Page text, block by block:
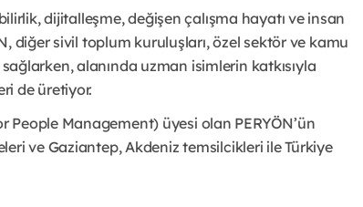
dijitalleşme, değişen çalışma hayatı ve insan
diğer sivil toplum kuruluşları, özel sektör ve kamu
alanında uzman isimlerin katkısıyla
de üretiyor.
People Management) üyesi olan PERYÖN’ün
ve Gaziantep, Akdeniz temsilcikleri ile Türkiye